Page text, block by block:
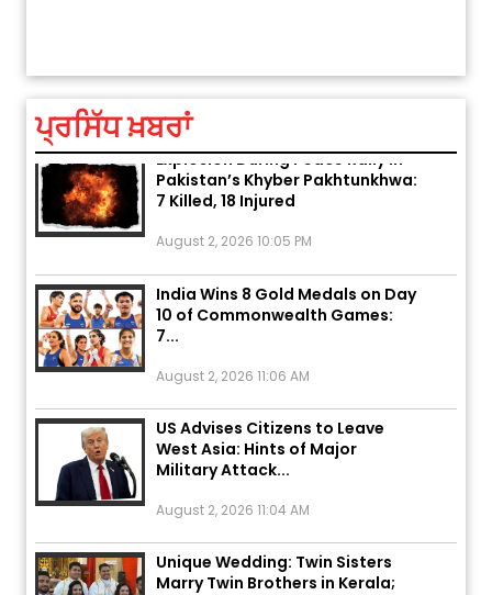
ਪ੍ਰਸਿੱਧ ਖ਼ਬਰਾਂExplosion During Peace Rally in
Pakistan’s Khyber Pakhtunkhwa:
7 Killed, 18 Injured
India Wins 8 Gold Medals on Day
10 of Commonwealth Games:
7...
US Advises Citizens to Leave
West Asia: Hints of Major
Military Attack...
Unique Wedding: Twin Sisters
Marry Twin Brothers in Kerala;
Priests Conducting Rituals...